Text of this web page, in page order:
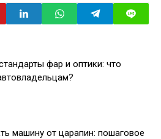
фар и оптики: что
машину от царапин: пошаговое